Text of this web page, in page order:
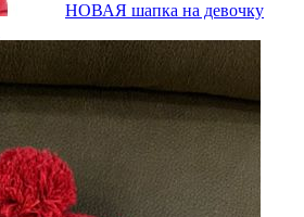
НОВАЯ шапка на девочку